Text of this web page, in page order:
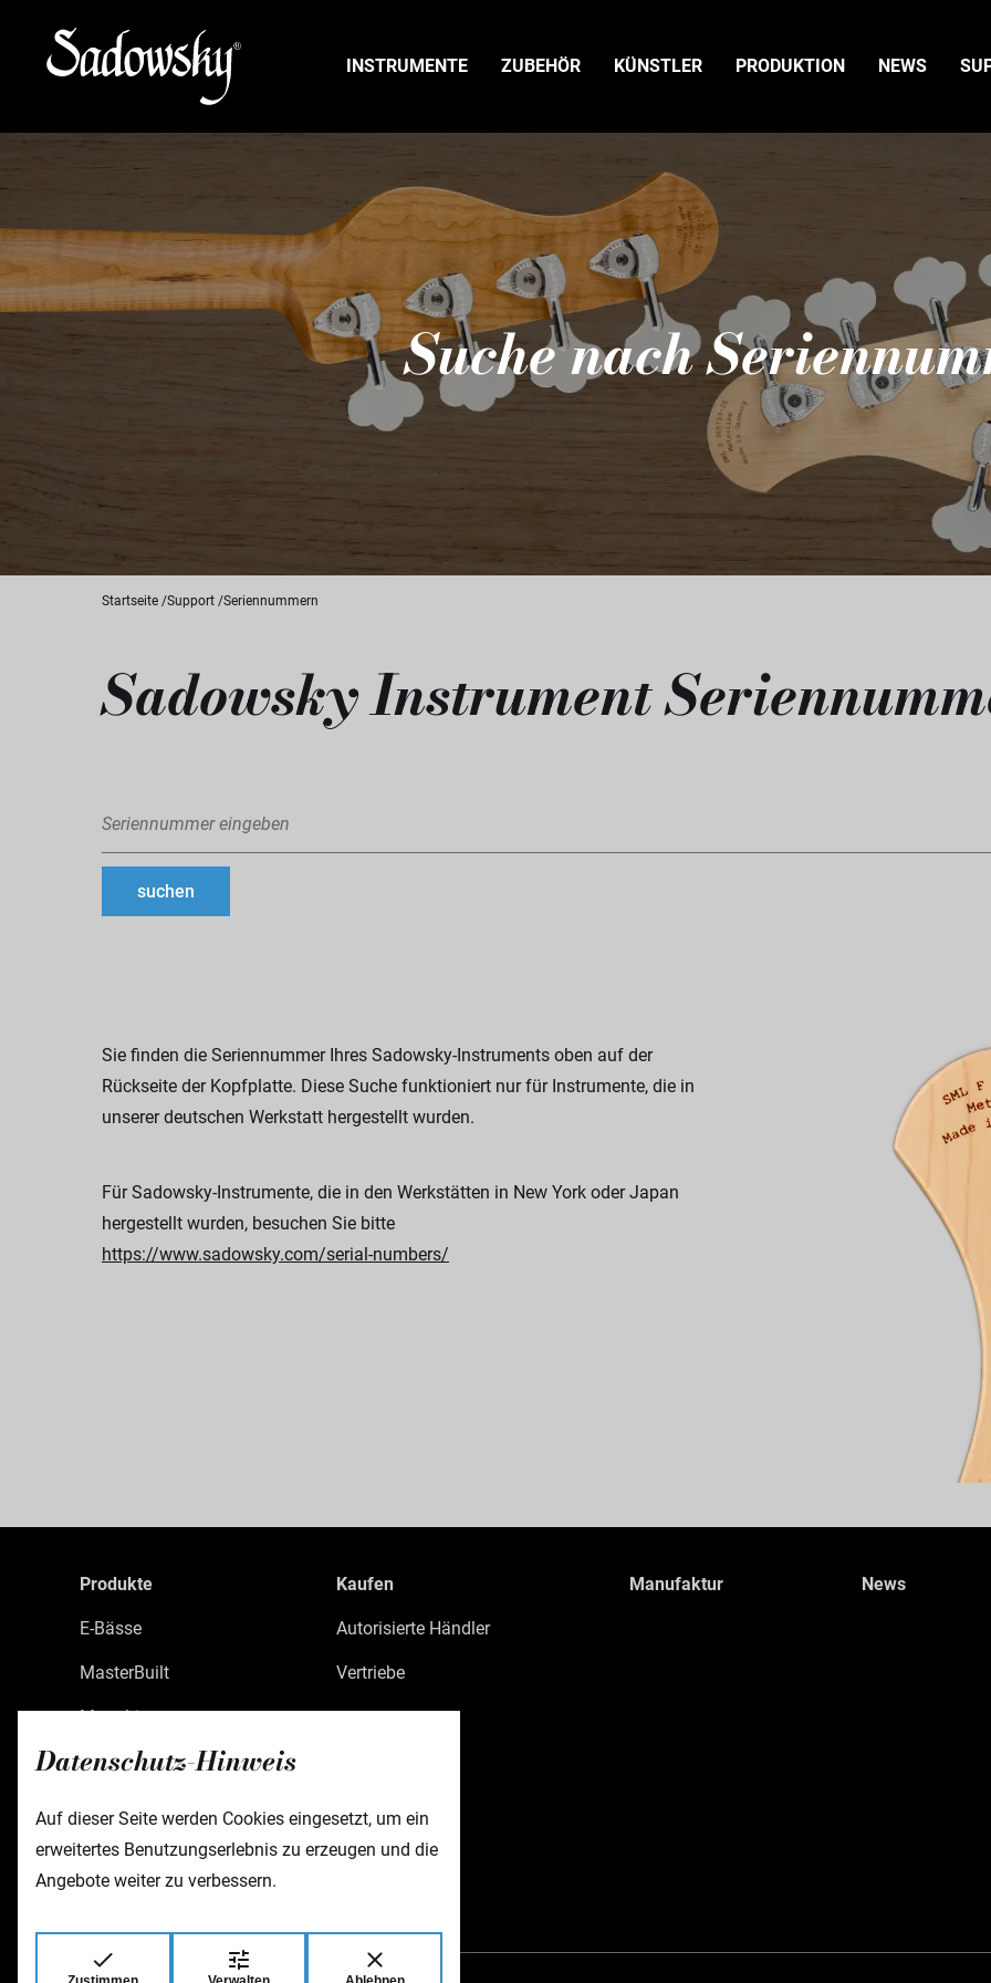
Datenschutz-Hinweis
Auf dieser Seite werden Cookies eingesetzt, um ein
erweitertes Benutzungserlebnis zu erzeugen und die
Angebote weiter zu verbessern.
INSTRUMENTE ZUBEHÖR KÜNSTLER PRODUKTION NEWS
Suche nach
Startseite Support Seriennummern
Sadowsky Instrument
Sie finden die Seriennummer Ihres Sadowsky-Instruments oben auf der
Rückseite der Kopfplatte. Diese Suche funktioniert nur für Instrumente, die in
unserer deutschen Werkstatt hergestellt wurden.
Für Sadowsky-Instrumente, die in den Werkstätten in New York oder Japan
hergestellt wurden, besuchen Sie bitte
https://www.sadowsky.com/serial-numbers/
Produkte
E-Bässe
MasterBuilt
MetroLine
MetroExpress
Custom Shop
Zubehör
Kaufen
Autorisierte Händler
Vertriebe
Manufaktur News